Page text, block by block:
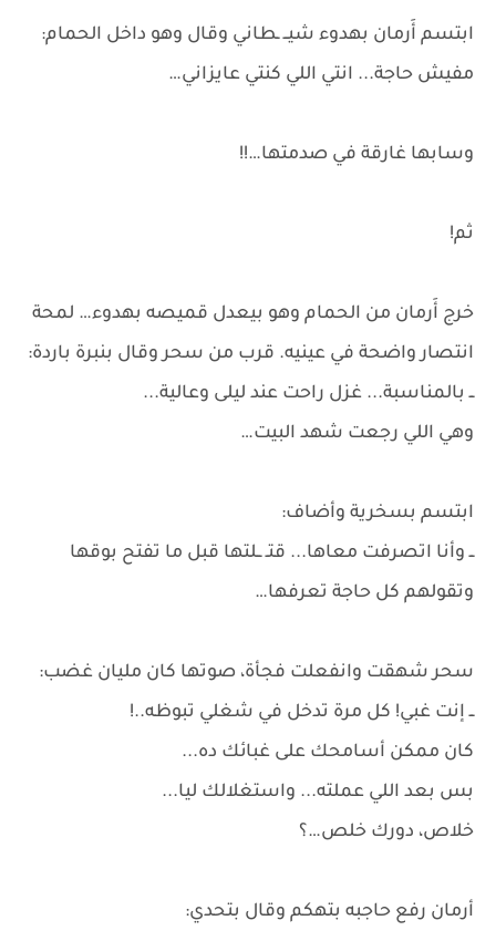
ابتسم أَرمان بهدوء شيــ ـطاني وقال وهو داخل الحمام:
مفيش حاجة... انتي اللي كنتي عايزاني…
وسابها غارقة في صدمتها…!!
ثم!
خرج أَرمان من الحمام وهو بيعدل قميصه بهدوء… لمحة
انتصار واضحة في عينيه. قرب من سحر وقال بنبرة باردة:
ــ بالمناسبة... غزل راحت عند ليلى وعالية...
وهي اللي رجعت شهد البيت…
ابتسم بسخرية وأضاف:
ــ وأنا اتصرفت معاها... قتـ ــلتها قبل ما تفتح بوقها
وتقولهم كل حاجة تعرفها…
سحر شهقت وانفعلت فجأة، صوتها كان مليان غضب:
ــ إنت غبي! كل مرة تدخل في شغلي تبوظه..!
كان ممكن أسامحك على غبائك ده...
بس بعد اللي عملته... واستغلالك ليا...
خلاص، دورك خلص…؟
أرمان رفع حاجبه بتهكم وقال بتحدي: